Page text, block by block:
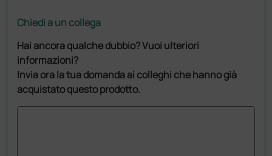
Chiedi a un collega
Hai ancora qualche dubbio? Vuoi ulteriori
informazioni?
Invia ora la tua domanda ai colleghi che hanno già
acquistato questo prodotto.